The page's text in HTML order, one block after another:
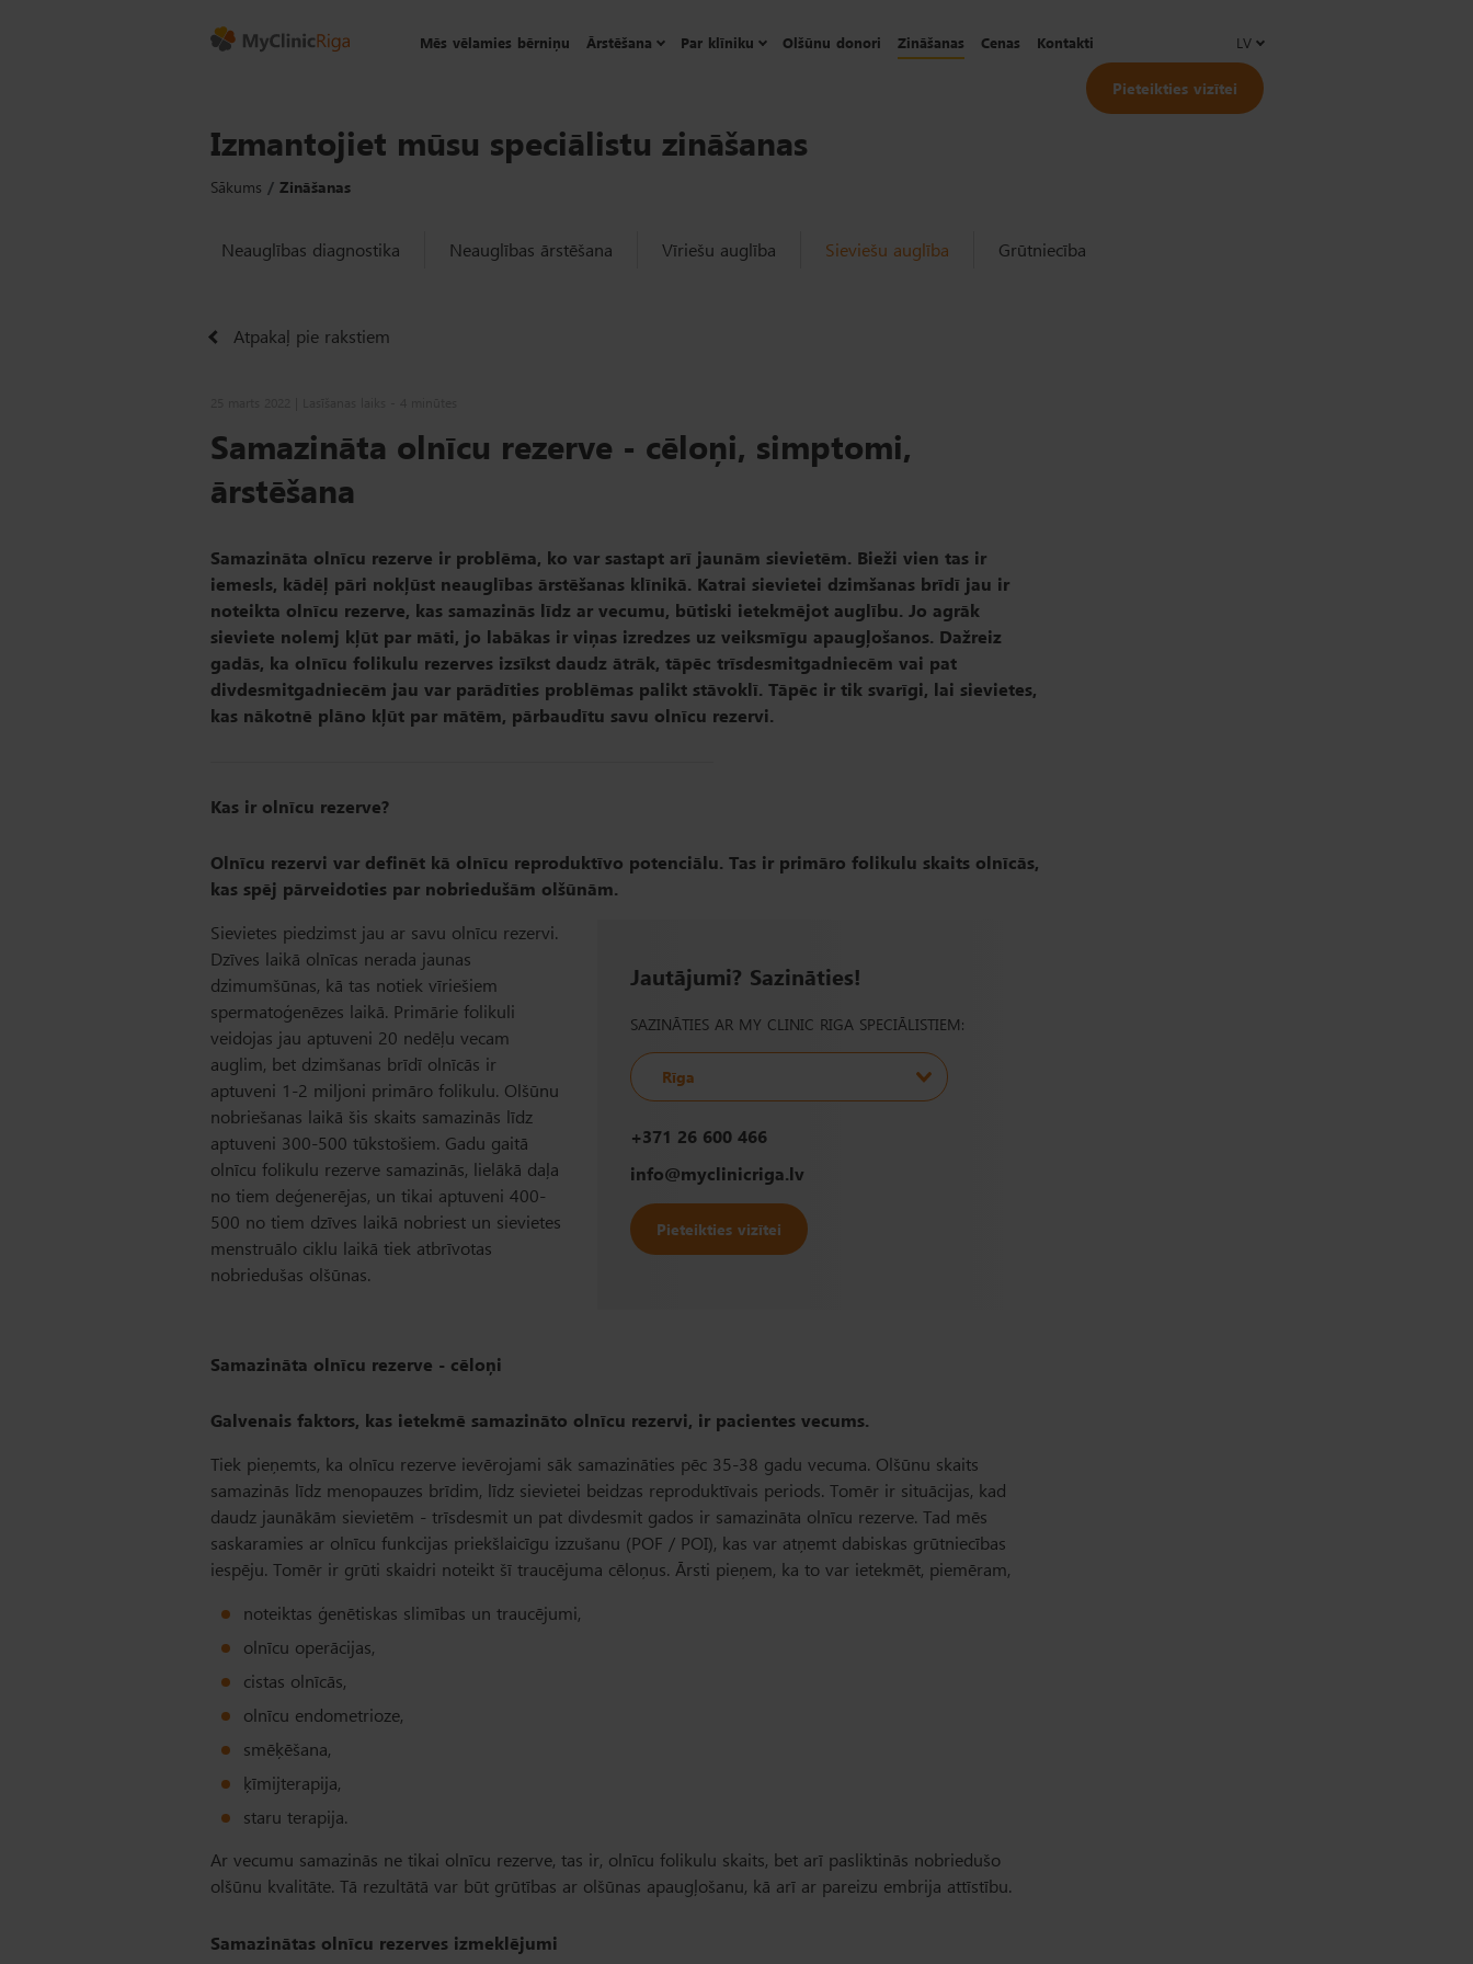
Mēs vēlamies bērniņu Ārstēšana Par klīniku Olšūnu donori Zināšanas Cenas Kontakti LV
Pieteikties vizītei
Izmantojiet mūsu speciālistu zināšanas
Sākums Zināšanas
Neauglības diagnostika Neauglības ārstēšana Vīriešu auglība Sieviešu auglība Grūtniecība
Atpakaļ pie rakstiem
Samazināta olnīcu rezerve - cēloņi, simptomi,
ārstēšana
Samazināta olnīcu rezerve ir problēma, ko var sastapt arī jaunām sievietēm. Bieži vien tas ir
iemesls, kādēļ pāri nokļūst neauglības ārstēšanas klīnikā. Katrai sievietei dzimšanas brīdī jau ir
noteikta olnīcu rezerve, kas samazinās līdz ar vecumu, būtiski ietekmējot auglību. Jo agrāk
sieviete nolemj kļūt par māti, jo labākas ir viņas izredzes uz veiksmīgu apaugļošanos. Dažreiz
gadās, ka olnīcu folikulu rezerves izsīkst daudz ātrāk, tāpēc trīsdesmitgadniecēm vai pat
divdesmitgadniecēm jau var parādīties problēmas palikt stāvoklī. Tāpēc ir tik svarīgi, lai sievietes,
kas nākotnē plāno kļūt par mātēm, pārbaudītu savu olnīcu rezervi.
Kas ir olnīcu rezerve?
Olnīcu rezervi var definēt kā olnīcu reproduktīvo potenciālu. Tas ir primāro folikulu skaits olnīcās,
kas spēj pārveidoties par nobriedušām olšūnām.
Sievietes piedzimst jau ar savu olnīcu rezervi.
Dzīves laikā olnīcas nerada jaunas
dzimumšūnas, kā tas notiek vīriešiem
spermatoģenēzes laikā. Primārie folikuli
veidojas jau aptuveni 20 nedēļu vecam
auglim, bet dzimšanas brīdī olnīcās ir
aptuveni 1-2 miljoni primāro folikulu. Olšūnu
nobriešanas laikā šis skaits samazinās līdz
aptuveni 300-500 tūkstošiem. Gadu gaitā
olnīcu folikulu rezerve samazinās, lielākā daļa
no tiem deģenerējas, un tikai aptuveni 400-
500 no tiem dzīves laikā nobriest un sievietes
menstruālo ciklu laikā tiek atbrīvotas
nobriedušas olšūnas.
Jautājumi? Sazināties!
SAZINĀTIES AR MY CLINIC RIGA SPECIĀLISTIEM:
Rīga
+371 26 600 466
info@myclinicriga.lv
Pieteikties vizītei
Samazināta olnīcu rezerve - cēloņi
Galvenais faktors, kas ietekmē samazināto olnīcu rezervi, ir pacientes vecums.
Tiek pieņemts, ka olnīcu rezerve ievērojami sāk samazināties pēc 35-38 gadu vecuma. Olšūnu skaits
samazinās līdz menopauzes brīdim, līdz sievietei beidzas reproduktīvais periods. Tomēr ir situācijas, kad
daudz jaunākām sievietēm - trīsdesmit un pat divdesmit gados ir samazināta olnīcu rezerve. Tad mēs
saskaramies ar olnīcu funkcijas priekšlaicīgu izzušanu (POF / POI), kas var atņemt dabiskas grūtniecības
iespēju. Tomēr ir grūti skaidri noteikt šī traucējuma cēloņus. Ārsti pieņem, ka to var ietekmēt, piemēram,
noteiktas ģenētiskas slimības un traucējumi,
olnīcu operācijas,
cistas olnīcās,
olnīcu endometrioze,
smēķēšana,
ķīmijterapija,
staru terapija.
Ar vecumu samazinās ne tikai olnīcu rezerve, tas ir, olnīcu folikulu skaits, bet arī pasliktinās nobriedušo
olšūnu kvalitāte. Tā rezultātā var būt grūtības ar olšūnas apaugļošanu, kā arī ar pareizu embrija attīstību.
Samazinātas olnīcu rezerves izmeklējumi